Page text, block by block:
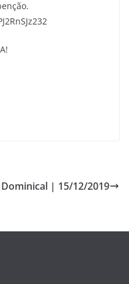
Dominical | 15/12/2019